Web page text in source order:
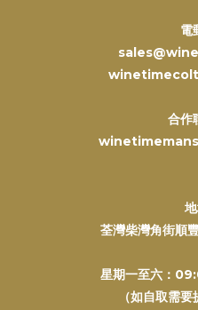
電
合作
荃灣柴灣角街順
星期一至六：
（如自取需要